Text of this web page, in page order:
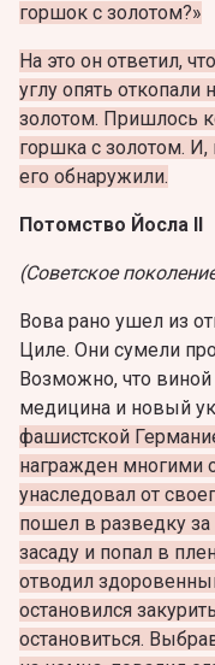
горшок с золотом?»
На это он ответил,
углу опять откопали
золотом. Пришлось
горшка с золотом.
его обнаружили.
Потомство Йосла II
(Советское
Вова рано ушел из
Циле. Они сумели
Возможно, что
медицина и новый
фашистской
награжден многими
унаследовал от
пошел в разведку
засаду и попал в
отводил
остановился
остановиться.